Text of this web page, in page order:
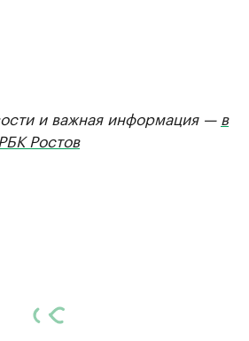
и важная информация — в
Ростов